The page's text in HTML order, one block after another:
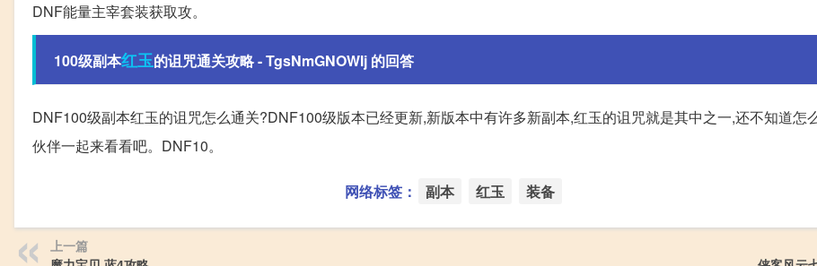
DNF能量主宰套装获取攻。
100级副本红玉的诅咒通关攻略 - TgsNmGNOWIj 的回答
DNF100级副本红玉的诅咒怎么通关?DNF100级版本已经更新,新版本中有许多新副本,红玉的诅咒就是其中之一,还不知道怎
伙伴一起来看看吧。DNF10。
网络标签： 副本 红玉 装备
上一篇